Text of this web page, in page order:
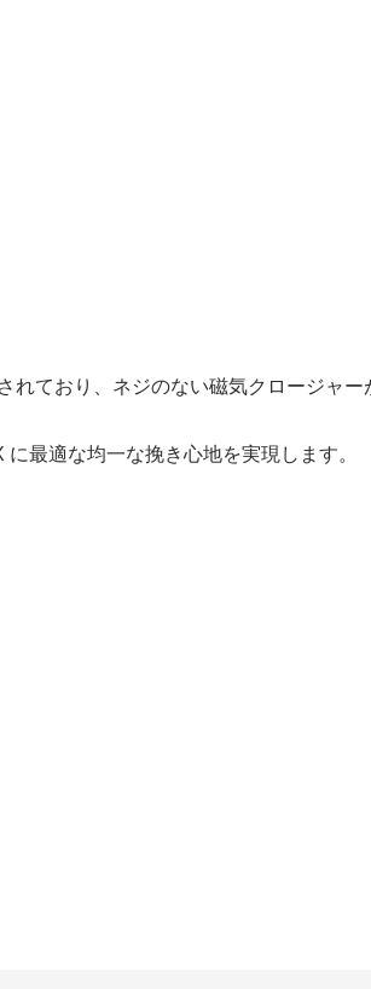
れており、ネジのない磁気クロージャー
最適な均一な挽き心地を実現します。